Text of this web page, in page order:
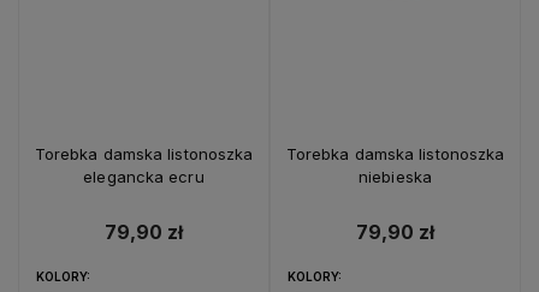
Torebka damska listonoszka
elegancka ecru
79,90 zł
KOLORY:
Torebka damska listonoszka
niebieska
79,90 zł
KOLORY: